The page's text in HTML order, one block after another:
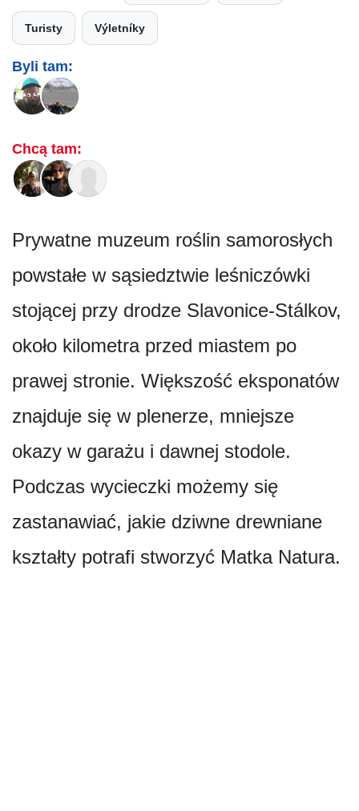
Turisty Výletníky
Byli tam:
Chcą tam:
Prywatne muzeum roślin samorosłych
powstałe w sąsiedztwie leśniczówki
stojącej przy drodze Slavonice-Stálkov,
około kilometra przed miastem po
prawej stronie. Większość eksponatów
znajduje się w plenerze, mniejsze
okazy w garażu i dawnej stodole.
Podczas wycieczki możemy się
zastanawiać, jakie dziwne drewniane
kształty potrafi stworzyć Matka Natura.